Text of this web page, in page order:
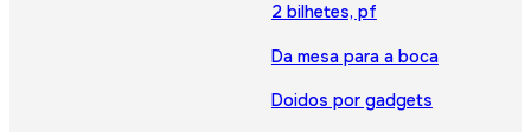
2 bilhetes, pf
Da mesa para a boca
Doidos por gadgets